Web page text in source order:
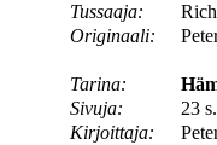
Tussaaja:
Originaali:
Tarina:
Sivuja:
23 s.
Kirjoittaja: